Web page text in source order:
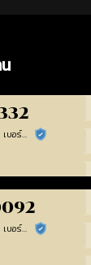
อภิญญาเบอร์มงคล เบอร์สวยเลขศาสตร์ ร้านยืนยันแล้ว
อภิญญาเบอร์มงคล เบอร์สวยเลขศาสตร์ ร้านยืนยันแล้ว